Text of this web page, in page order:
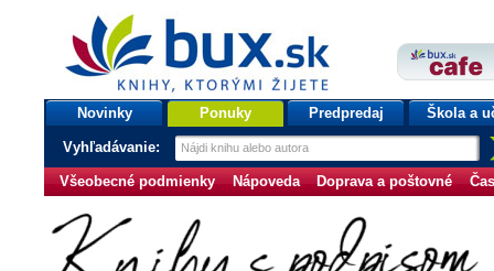
bux.sk
knihy, ktorými žijete
Úvodná stránka
Novinky Ponuky Predpredaj Škola a
Vyhľadávanie:
Všeobecné podmienky Nápoveda Doprava a poštovné